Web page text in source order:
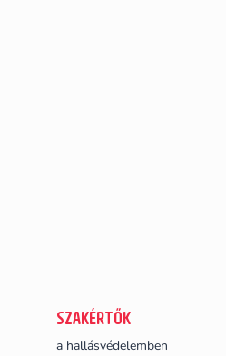
SZAKÉRTŐK
a hallásvédelemben